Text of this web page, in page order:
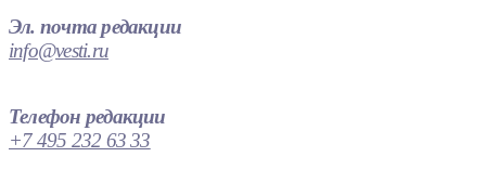
Эл. почта редакции
info@vesti.ru
Телефон редакции
+7 495 232 63 33